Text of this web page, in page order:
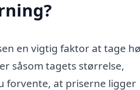
en vigtig faktor at tage
såsom tagets størrelse,
forvente, at priserne ligger